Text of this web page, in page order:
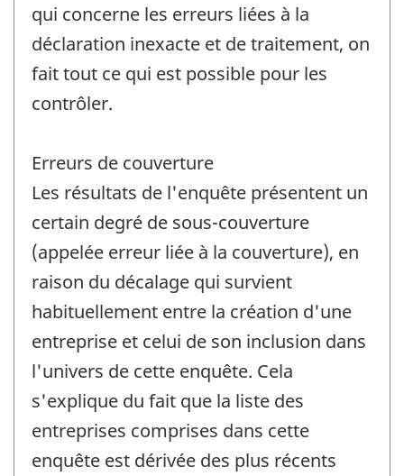
qui concerne les erreurs liées à la
déclaration inexacte et de traitement, on
fait tout ce qui est possible pour les
contrôler.
Erreurs de couverture
Les résultats de l'enquête présentent un
certain degré de sous-couverture
(appelée erreur liée à la couverture), en
raison du décalage qui survient
habituellement entre la création d'une
entreprise et celui de son inclusion dans
l'univers de cette enquête. Cela
s'explique du fait que la liste des
entreprises comprises dans cette
enquête est dérivée des plus récents